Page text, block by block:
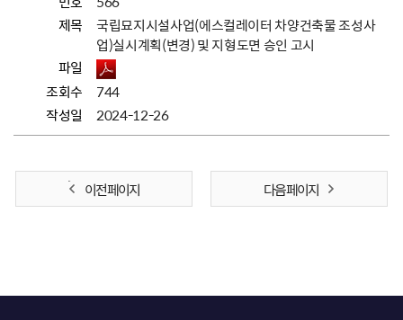
제목
국립묘지시설사업(에스컬레이터 차양건축물 조성사
업)실시계획(변경) 및 지형도면 승인 고시
파일
조회수
744
작성일
2024-12-26
이전 페이지 다음 페이지